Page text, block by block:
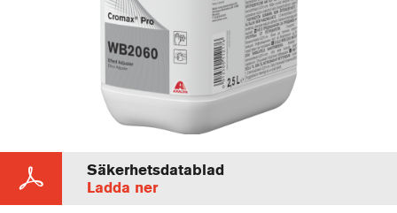
Säkerhetsdatablad
Ladda ner